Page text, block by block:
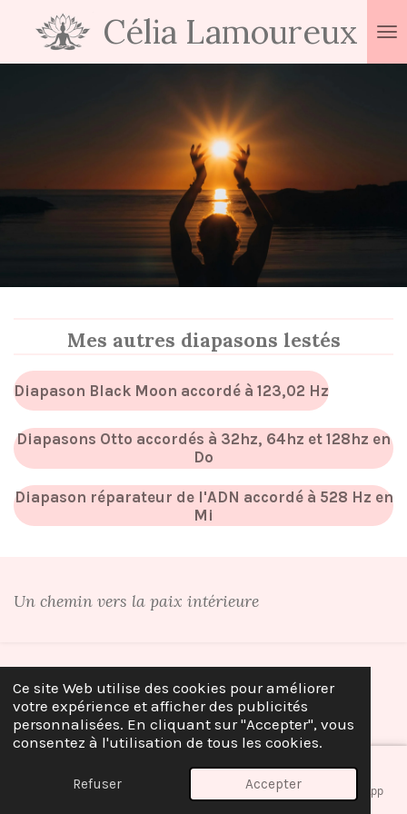
Ce site Web utilise des cookies pour améliorer
votre expérience et afficher des publicités
personnalisées. En cliquant sur "Accepter", vous
consentez à l'utilisation de tous les cookies.
Refuser Accepter
Passer
Célia Lamoureux
Mes autres diapasons lestés
Diapason Black Moon accordé à 123,02 Hz
Diapasons Otto accordés à 32hz, 64hz et 128hz en
Do
Diapason réparateur de l'ADN accordé à 528 Hz en
Mi
Un chemin vers la paix intérieure
Téléphone Facebook WhatsApp